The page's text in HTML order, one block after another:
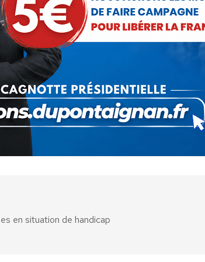
27 mai 2024
Partager
sur
en situation de handicap